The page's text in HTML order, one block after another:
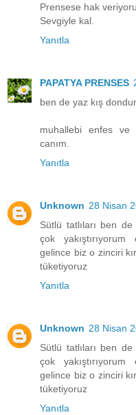
Prensese hak
Sevgiyle kal.
Yanıtla
PAPATYA PRENSES
ben de yaz kış
muhallebi enfes ve
canım.
Yanıtla
Unknown 28 Nisan
Sütlü tatlıları ben
çok
gelince biz o zinciri
tüketiyoruz
Yanıtla
Unknown 28 Nisan
Sütlü tatlıları ben
çok
gelince biz o zinciri
tüketiyoruz
Yanıtla